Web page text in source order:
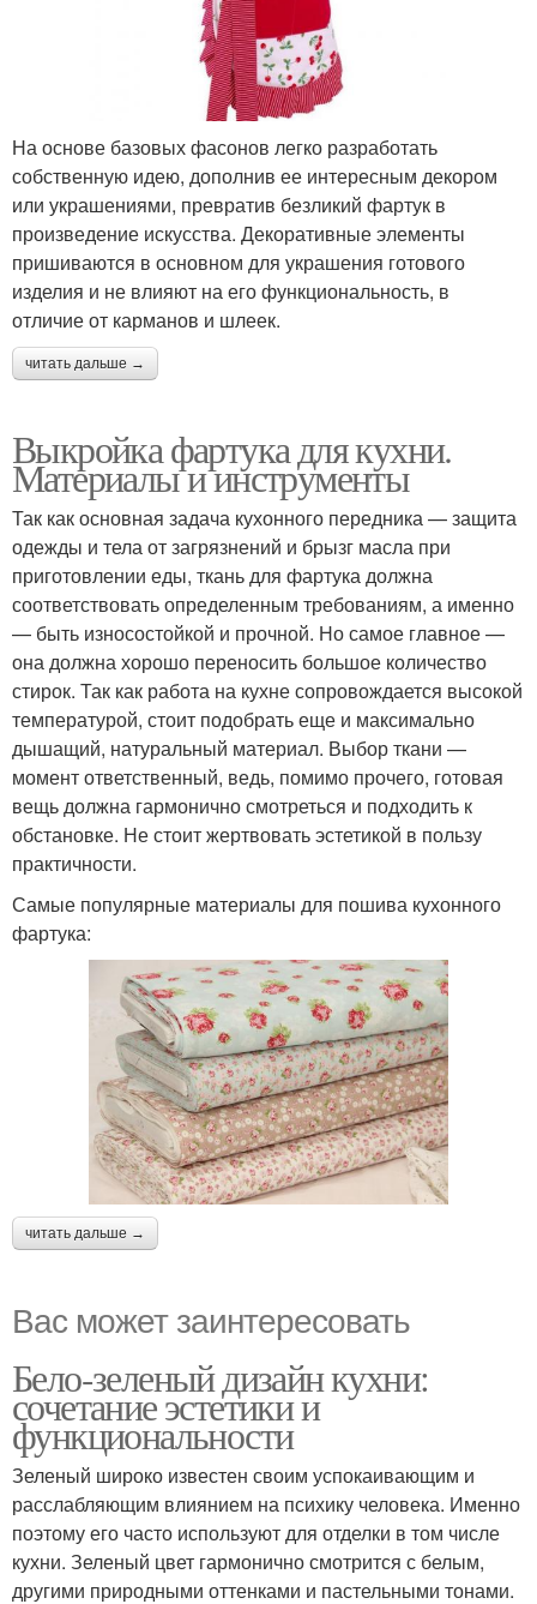
На основе базовых фасонов легко разработать
собственную идею, дополнив ее интересным декором
или украшениями, превратив безликий фартук в
произведение искусства. Декоративные элементы
пришиваются в основном для украшения готового
изделия и не влияют на его функциональность, в
отличие от карманов и шлеек.
читать дальше →
Выкройка фартука для кухни.
Материалы и инструменты
Так как основная задача кухонного передника — защита
одежды и тела от загрязнений и брызг масла при
приготовлении еды, ткань для фартука должна
соответствовать определенным требованиям, а именно
— быть износостойкой и прочной. Но самое главное —
она должна хорошо переносить большое количество
стирок. Так как работа на кухне сопровождается высокой
температурой, стоит подобрать еще и максимально
дышащий, натуральный материал. Выбор ткани —
момент ответственный, ведь, помимо прочего, готовая
вещь должна гармонично смотреться и подходить к
обстановке. Не стоит жертвовать эстетикой в пользу
практичности.
Самые популярные материалы для пошива кухонного
фартука:
читать дальше →
Вас может заинтересовать
Бело-зеленый дизайн кухни:
сочетание эстетики и
функциональности
Зеленый широко известен своим успокаивающим и
расслабляющим влиянием на психику человека. Именно
поэтому его часто используют для отделки в том числе
кухни. Зеленый цвет гармонично смотрится с белым,
другими природными оттенками и пастельными тонами.